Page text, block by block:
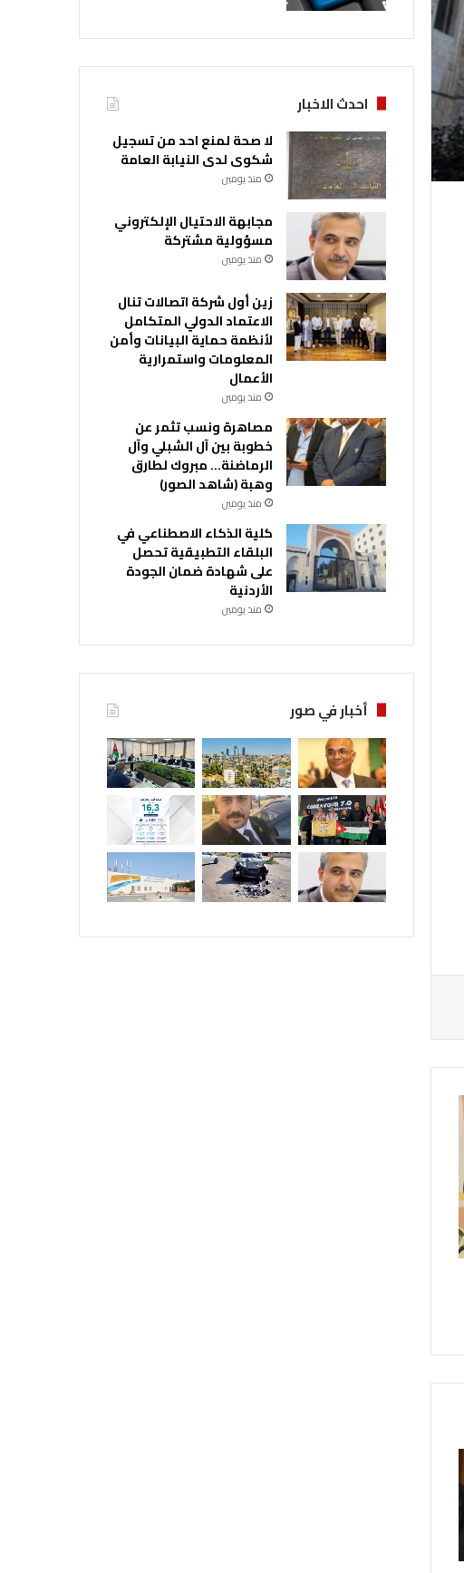
احدث الاخبار
لا صحة لمنع احد من تسجيل
شكوى لدى النيابة العامة
منذ يومين
مجابهة الاحتيال الإلكتروني
مسؤولية مشتركة
منذ يومين
زين أول شركة اتصالات تنال
الاعتماد الدولي المتكامل
لأنظمة حماية البيانات وأمن
المعلومات واستمرارية
الأعمال
منذ يومين
مصاهرة ونسب تثمر عن
خطوبة بين آل الشبلي وآل
الرماضنة… مبروك لطارق
وهبة (شاهد الصور)
منذ يومين
كلية الذكاء الاصطناعي في
البلقاء التطبيقية تحصل
على شهادة ضمان الجودة
الأردنية
منذ يومين
أخبار في صور